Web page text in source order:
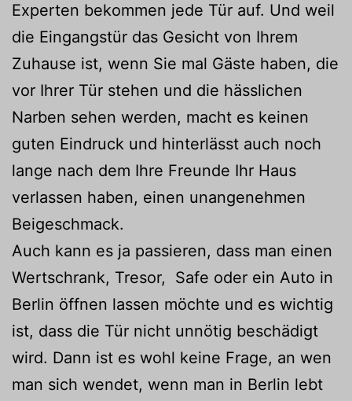
Experten bekommen jede Tür auf. Und weil
die Eingangstür das Gesicht von Ihrem
Zuhause ist, wenn Sie mal Gäste haben, die
vor Ihrer Tür stehen und die hässlichen
Narben sehen werden, macht es keinen
guten Eindruck und hinterlässt auch noch
lange nach dem Ihre Freunde Ihr Haus
verlassen haben, einen unangenehmen
Beigeschmack.
Auch kann es ja passieren, dass man einen
Wertschrank, Tresor, Safe oder ein Auto in
Berlin öffnen lassen möchte und es wichtig
ist, dass die Tür nicht unnötig beschädigt
wird. Dann ist es wohl keine Frage, an wen
man sich wendet, wenn man in Berlin lebt